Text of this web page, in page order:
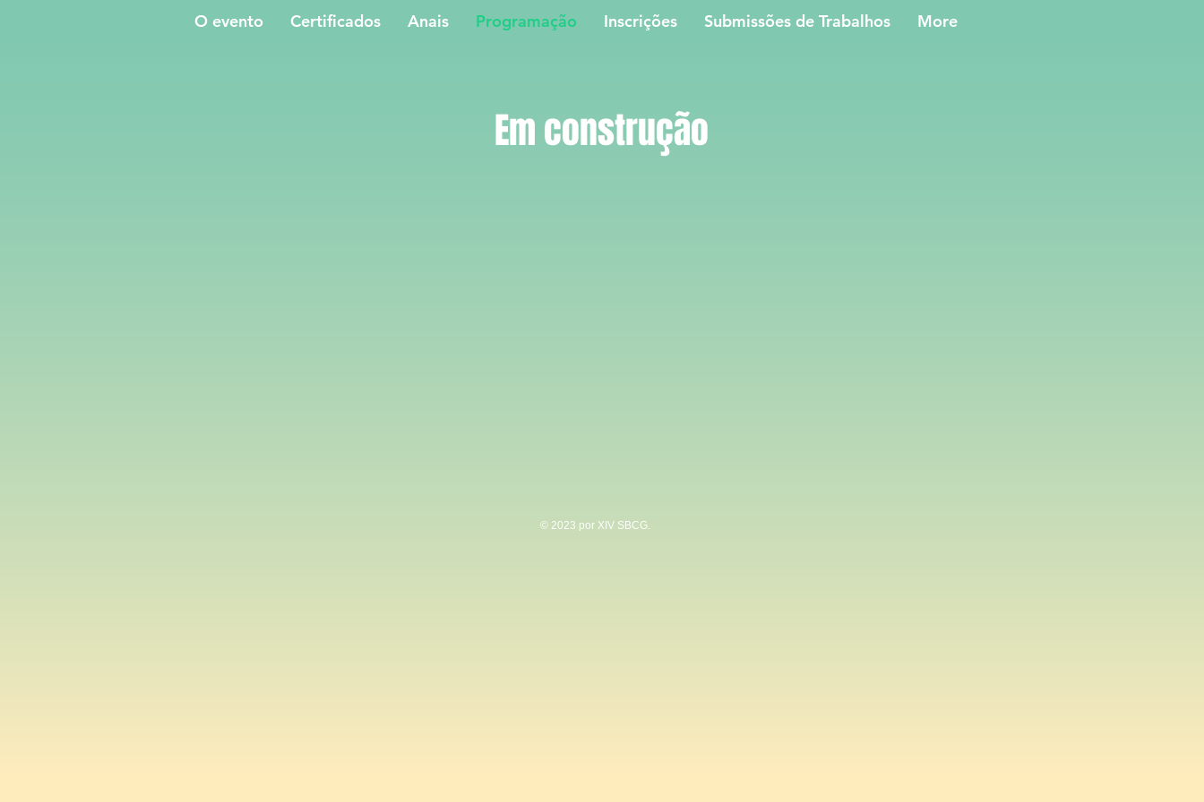
O evento Certificados Anais Programação Inscrições Submissões de Trabalhos More
Em construção
© 2023 por XIV SBCG.